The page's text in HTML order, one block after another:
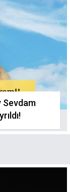
Sevdam